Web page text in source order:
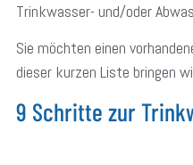
Trinkwasser- und/oder
Sie möchten einen
dieser kurzen Liste bringen
9 Schritte zur